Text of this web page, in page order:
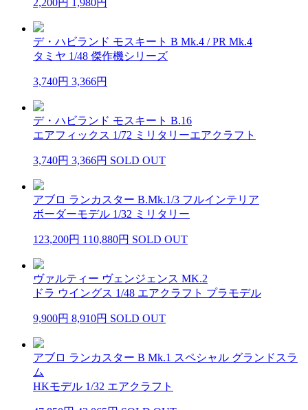
デ・ハビランド モスキート B Mk.4 / PR Mk.4
タミヤ 1/48 傑作機シリーズ
3,740円 3,366円
デ・ハビランド モスキート B.16
エアフィックス 1/72 ミリタリーエアクラフト
3,740円 3,366円 SOLD OUT
アブロ ランカスター B.Mk.1/3 フルインテリア
ボーダーモデル 1/32 ミリタリー
123,200円 110,880円 SOLD OUT
ヴァルティー ヴェンジェンス MK.2
ドラ ウイングス 1/48 エアクラフト プラモデル
9,900円 8,910円 SOLD OUT
アブロ ランカスター B Mk.1 スペシャル グランドスラ
ム
HKモデル 1/32 エアクラフト